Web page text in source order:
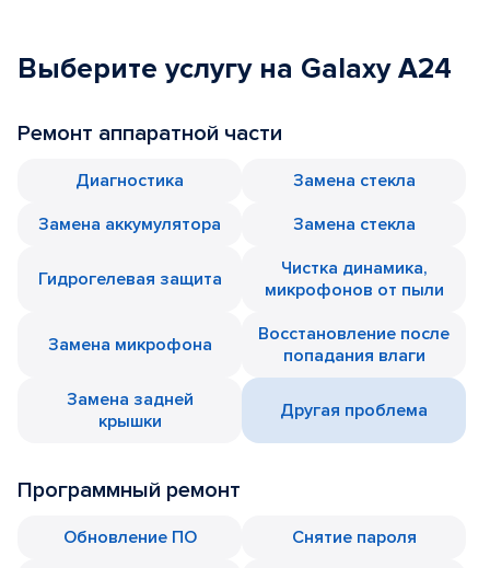
Выберите услугу на Galaxy A24
Ремонт аппаратной части
Диагностика
Замена стекла
Замена аккумулятора
Замена стекла
Гидрогелевая защита
Чистка динамика,
микрофонов от пыли
Замена микрофона
Восстановление после
попадания влаги
Замена задней
крышки
Другая проблема
Программный ремонт
Обновление ПО
Снятие пароля